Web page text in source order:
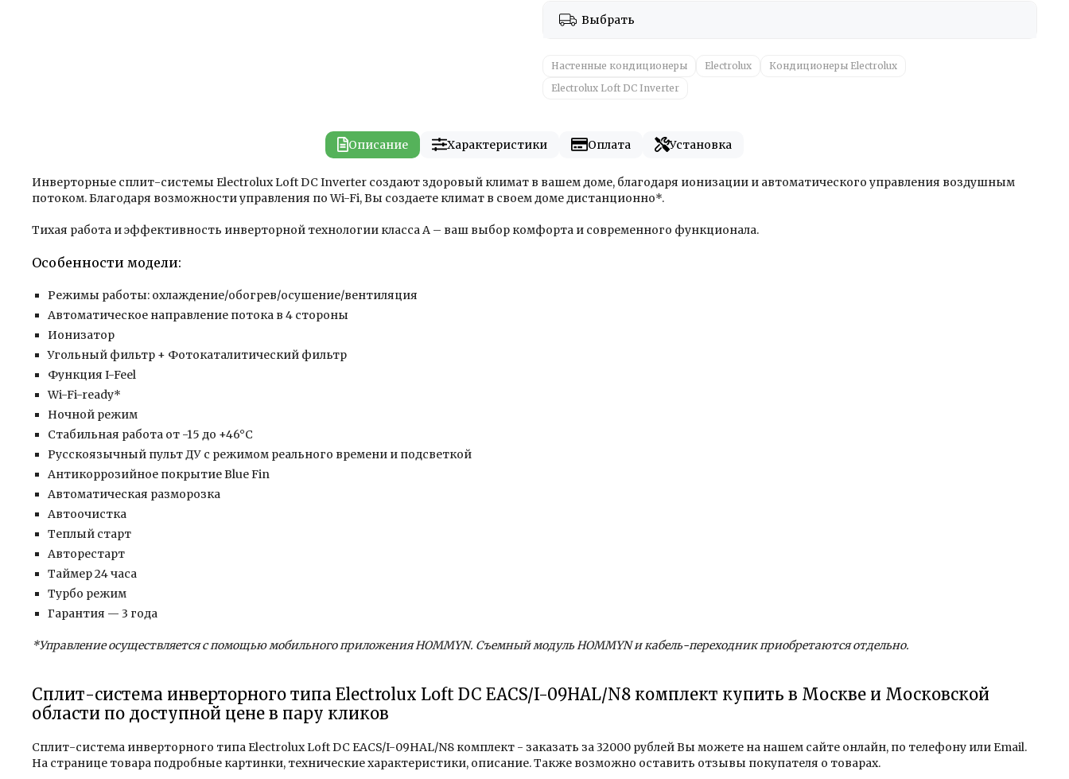
Выбрать
Настенные кондиционеры Electrolux
Кондиционеры Electrolux
Electrolux Loft DC Inverter
Описание Характеристики Оплата Установка
Инверторные сплит-системы Electrolux Loft DC Inverter создают здоровый климат в вашем доме, благодаря ионизации и автоматического управления воздушным
потоком. Благодаря возможности управления по Wi-Fi, Вы создаете климат в своем доме дистанционно*.
Тихая работа и эффективность инверторной технологии класса А – ваш выбор комфорта и современного функционала.
Особенности модели:
Режимы работы: охлаждение/обогрев/осушение/вентиляция
Автоматическое направление потока в 4 стороны
Ионизатор
Угольный фильтр + Фотокаталитический фильтр
Функция I-Feel
Wi-Fi-ready*
Ночной режим
Стабильная работа от -15 до +46°C
Русскоязычный пульт ДУ с режимом реального времени и подсветкой
Антикоррозийное покрытие Blue Fin
Автоматическая разморозка
Автоочистка
Теплый старт
Авторестарт
Таймер 24 часа
Турбо режим
Гарантия — 3 года
*Управление осуществляется с помощью мобильного приложения HOMMYN. Съемный модуль HOMMYN и кабель-переходник приобретаются отдельно.
Сплит-система инверторного типа Electrolux Loft DC EACS/I-09HAL/N8 комплект купить в Москве и Московской
области по доступной цене в пару кликов
Сплит-система инверторного типа Electrolux Loft DC EACS/I-09HAL/N8 комплект - заказать за 32000 рублей Вы можете на нашем сайте онлайн, по телефону или Email.
На странице товара подробные картинки, технические характеристики, описание. Также возможно оставить отзывы покупателя о товарах.